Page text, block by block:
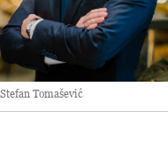
Tomašević